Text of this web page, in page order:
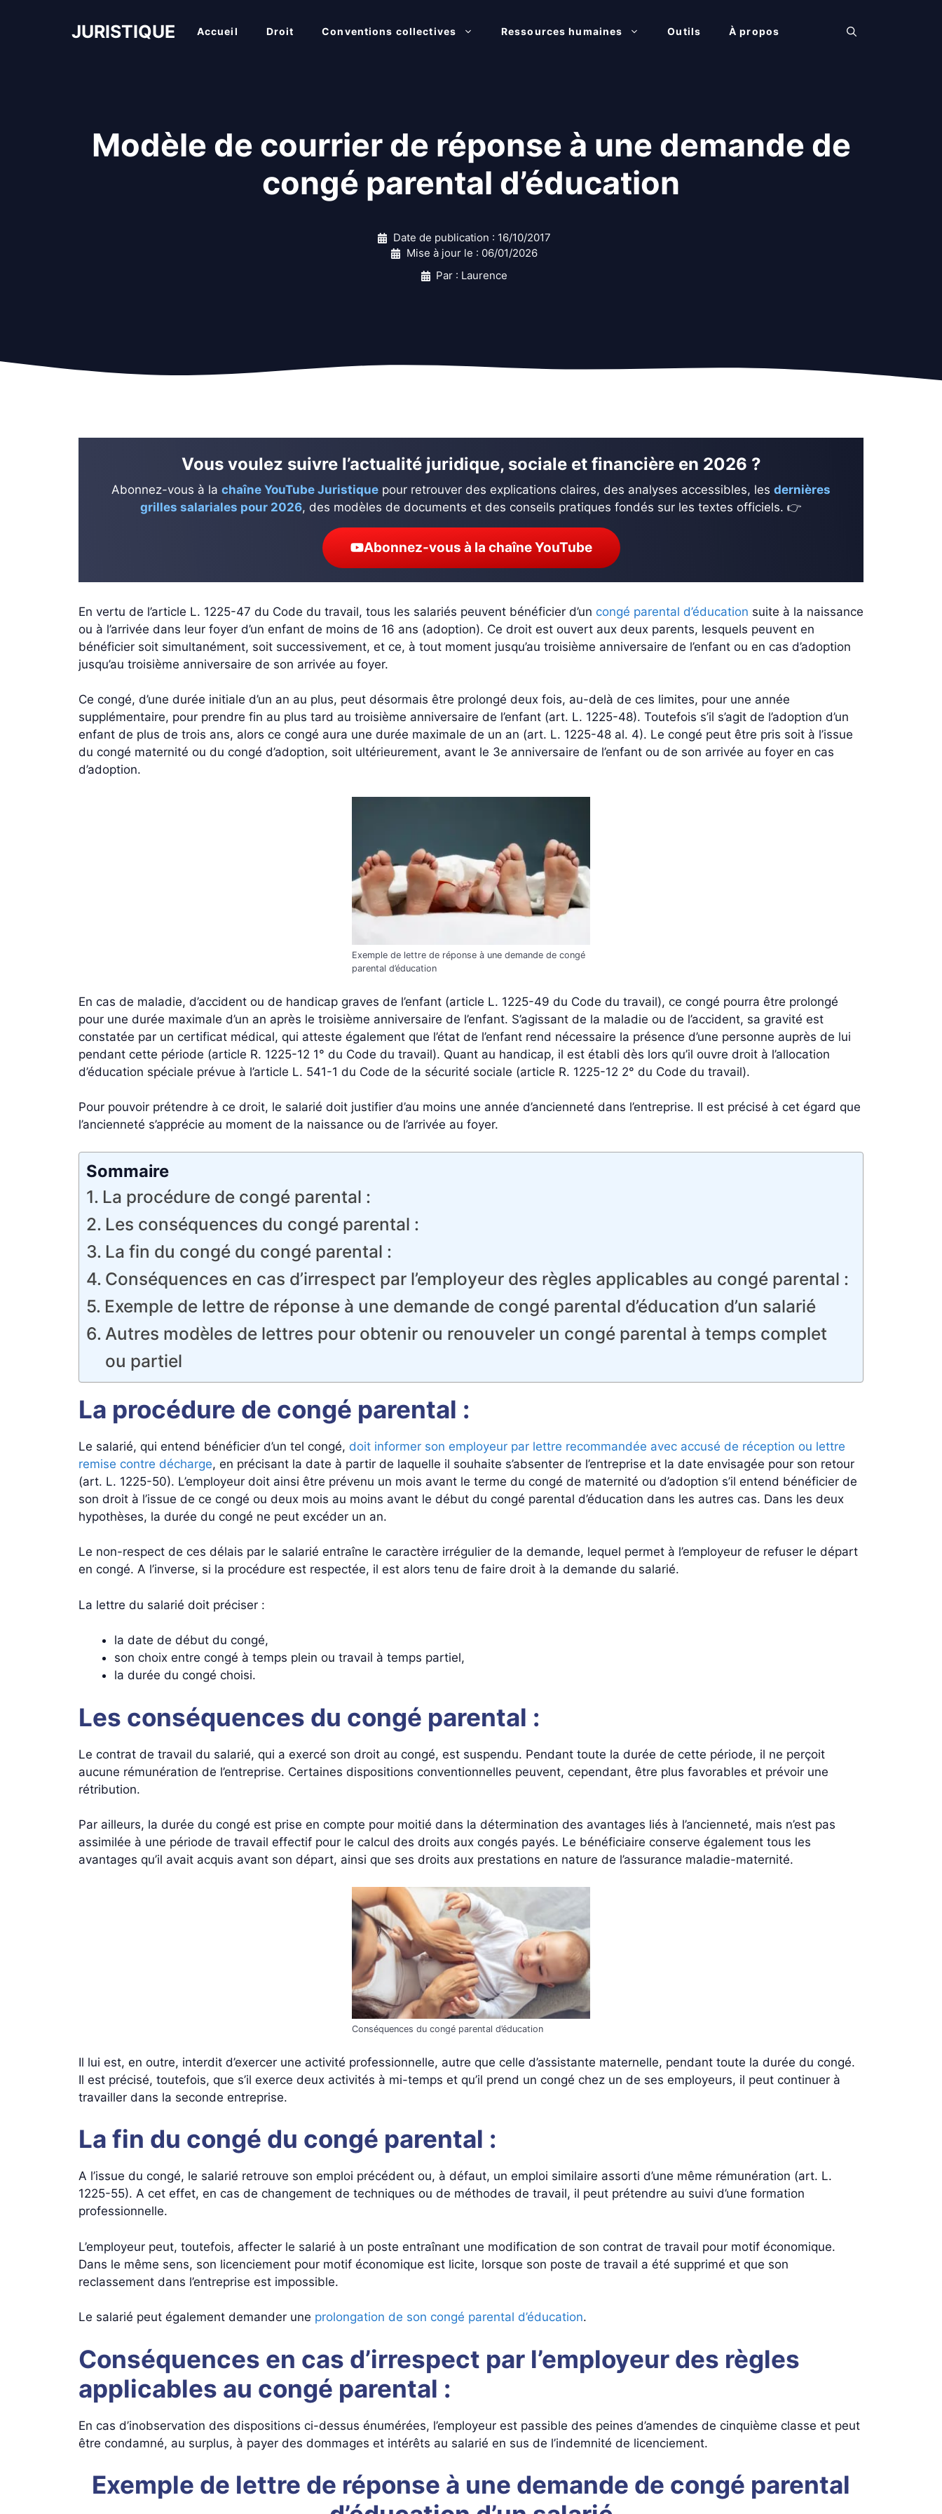
JURISTIQUE Accueil Droit Conventions collectives Ressources humaines Outils À propos
Modèle de courrier de réponse à une demande de
congé parental d’éducation
Date de publication : 16/10/2017
Mise à jour le : 06/01/2026
Par : Laurence
Vous voulez suivre l’actualité juridique, sociale et financière en 2026 ?
Abonnez-vous à la chaîne YouTube Juristique pour retrouver des explications claires, des analyses accessibles, les dernières
grilles salariales pour 2026, des modèles de documents et des conseils pratiques fondés sur les textes officiels. 👉
Abonnez-vous à la chaîne YouTube
En vertu de l’article L. 1225-47 du Code du travail, tous les salariés peuvent bénéficier d’un congé parental d’éducation suite à la naissance
ou à l’arrivée dans leur foyer d’un enfant de moins de 16 ans (adoption). Ce droit est ouvert aux deux parents, lesquels peuvent en
bénéficier soit simultanément, soit successivement, et ce, à tout moment jusqu’au troisième anniversaire de l’enfant ou en cas d’adoption
jusqu’au troisième anniversaire de son arrivée au foyer.
Ce congé, d’une durée initiale d’un an au plus, peut désormais être prolongé deux fois, au-delà de ces limites, pour une année
supplémentaire, pour prendre fin au plus tard au troisième anniversaire de l’enfant (art. L. 1225-48). Toutefois s’il s’agit de l’adoption d’un
enfant de plus de trois ans, alors ce congé aura une durée maximale de un an (art. L. 1225-48 al. 4). Le congé peut être pris soit à l’issue
du congé maternité ou du congé d’adoption, soit ultérieurement, avant le 3e anniversaire de l’enfant ou de son arrivée au foyer en cas
d’adoption.
Exemple de lettre de réponse à une demande de congé
parental d’éducation
En cas de maladie, d’accident ou de handicap graves de l’enfant (article L. 1225-49 du Code du travail), ce congé pourra être prolongé
pour une durée maximale d’un an après le troisième anniversaire de l’enfant. S’agissant de la maladie ou de l’accident, sa gravité est
constatée par un certificat médical, qui atteste également que l’état de l’enfant rend nécessaire la présence d’une personne auprès de lui
pendant cette période (article R. 1225-12 1° du Code du travail). Quant au handicap, il est établi dès lors qu’il ouvre droit à l’allocation
d’éducation spéciale prévue à l’article L. 541-1 du Code de la sécurité sociale (article R. 1225-12 2° du Code du travail).
Pour pouvoir prétendre à ce droit, le salarié doit justifier d’au moins une année d’ancienneté dans l’entreprise. Il est précisé à cet égard que
l’ancienneté s’apprécie au moment de la naissance ou de l’arrivée au foyer.
Sommaire
La procédure de congé parental :
Les conséquences du congé parental :
La fin du congé du congé parental :
Conséquences en cas d’irrespect par l’employeur des règles applicables au congé parental :
Exemple de lettre de réponse à une demande de congé parental d’éducation d’un salarié
Autres modèles de lettres pour obtenir ou renouveler un congé parental à temps complet
ou partiel
La procédure de congé parental :
Le salarié, qui entend bénéficier d’un tel congé, doit informer son employeur par lettre recommandée avec accusé de réception ou lettre
remise contre décharge, en précisant la date à partir de laquelle il souhaite s’absenter de l’entreprise et la date envisagée pour son retour
(art. L. 1225-50). L’employeur doit ainsi être prévenu un mois avant le terme du congé de maternité ou d’adoption s’il entend bénéficier de
son droit à l’issue de ce congé ou deux mois au moins avant le début du congé parental d’éducation dans les autres cas. Dans les deux
hypothèses, la durée du congé ne peut excéder un an.
Le non-respect de ces délais par le salarié entraîne le caractère irrégulier de la demande, lequel permet à l’employeur de refuser le départ
en congé. A l’inverse, si la procédure est respectée, il est alors tenu de faire droit à la demande du salarié.
La lettre du salarié doit préciser :
la date de début du congé,
son choix entre congé à temps plein ou travail à temps partiel,
la durée du congé choisi.
Les conséquences du congé parental :
Le contrat de travail du salarié, qui a exercé son droit au congé, est suspendu. Pendant toute la durée de cette période, il ne perçoit
aucune rémunération de l’entreprise. Certaines dispositions conventionnelles peuvent, cependant, être plus favorables et prévoir une
rétribution.
Par ailleurs, la durée du congé est prise en compte pour moitié dans la détermination des avantages liés à l’ancienneté, mais n’est pas
assimilée à une période de travail effectif pour le calcul des droits aux congés payés. Le bénéficiaire conserve également tous les
avantages qu’il avait acquis avant son départ, ainsi que ses droits aux prestations en nature de l’assurance maladie-maternité.
Conséquences du congé parental d’éducation
Il lui est, en outre, interdit d’exercer une activité professionnelle, autre que celle d’assistante maternelle, pendant toute la durée du congé.
Il est précisé, toutefois, que s’il exerce deux activités à mi-temps et qu’il prend un congé chez un de ses employeurs, il peut continuer à
travailler dans la seconde entreprise.
La fin du congé du congé parental :
A l’issue du congé, le salarié retrouve son emploi précédent ou, à défaut, un emploi similaire assorti d’une même rémunération (art. L.
1225-55). A cet effet, en cas de changement de techniques ou de méthodes de travail, il peut prétendre au suivi d’une formation
professionnelle.
L’employeur peut, toutefois, affecter le salarié à un poste entraînant une modification de son contrat de travail pour motif économique.
Dans le même sens, son licenciement pour motif économique est licite, lorsque son poste de travail a été supprimé et que son
reclassement dans l’entreprise est impossible.
Le salarié peut également demander une prolongation de son congé parental d’éducation.
Conséquences en cas d’irrespect par l’employeur des règles
applicables au congé parental :
En cas d’inobservation des dispositions ci-dessus énumérées, l’employeur est passible des peines d’amendes de cinquième classe et peut
être condamné, au surplus, à payer des dommages et intérêts au salarié en sus de l’indemnité de licenciement.
Exemple de lettre de réponse à une demande de congé parental